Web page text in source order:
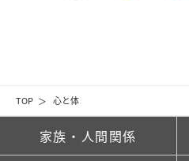
TOP 心と体
家族・人間関係